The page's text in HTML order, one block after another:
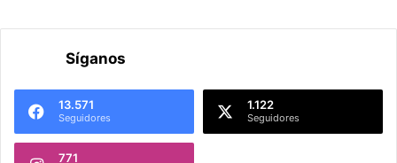
Síganos
13.571
Seguidores
1.122
Seguidores
771